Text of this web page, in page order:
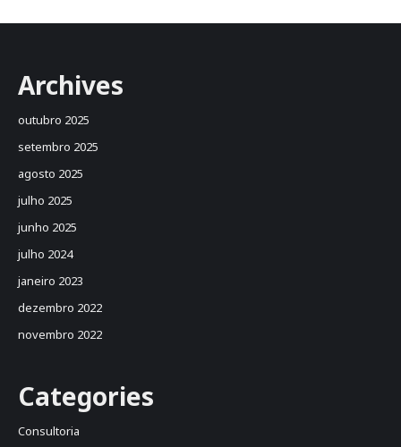
Archives
outubro 2025
setembro 2025
agosto 2025
julho 2025
junho 2025
julho 2024
janeiro 2023
dezembro 2022
novembro 2022
Categories
Consultoria